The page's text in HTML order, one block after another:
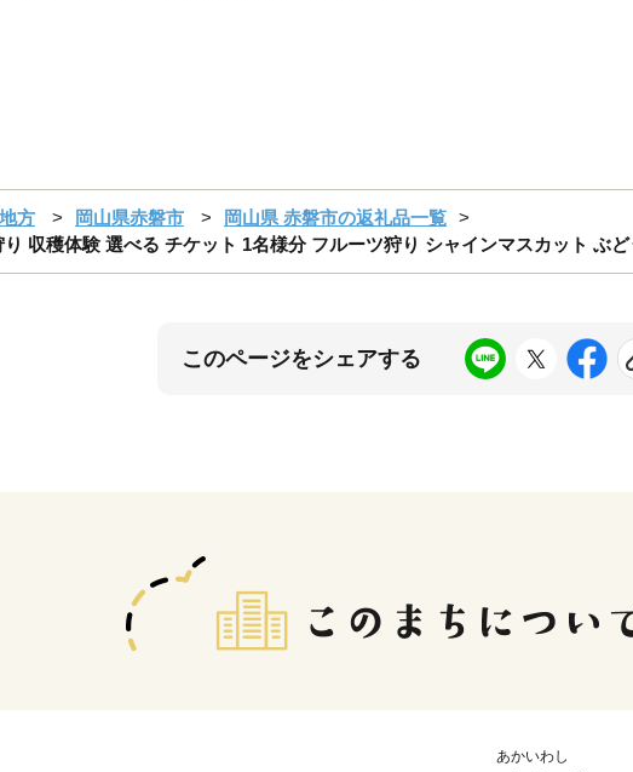
方 岡山県赤磐市
岡山県 赤磐市の返礼品一覧
収穫体験 選べる チケット 1名様分 フルーツ狩り シャインマスカット ぶ
このページをシェアする
あかいわし